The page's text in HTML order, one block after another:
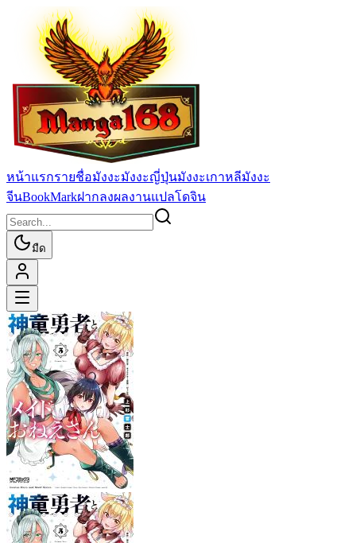
หน้าแรกรายชื่อมังงะมังงะญี่ปุ่นมังงะเกาหลีมังงะ
จีนBookMarkฝากลงผลงานแปลโดจิน
มืด